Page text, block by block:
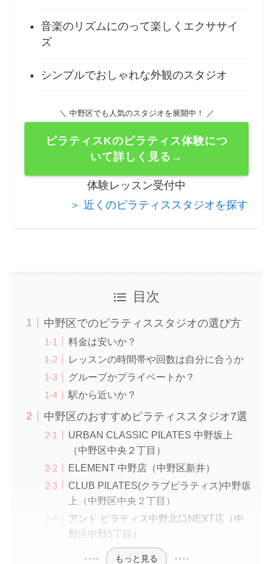
音楽のリズムにのって楽しくエクササイ
ズ
シンプルでおしゃれな外観のスタジオ
＼ 中野区でも人気のスタジオを展開中！ ／
ピラティスKのピラティス体験につ
いて詳しく見る→
体験レッスン受付中
＞ 近くのピラティススタジオを探す
目次
中野区でのピラティススタジオの選び方
料金は安いか？
レッスンの時間帯や回数は自分に合うか
グループかプライベートか？
駅から近いか？
中野区のおすすめピラティススタジオ7選
URBAN CLASSIC PILATES 中野坂上
（中野区中央２丁目）
ELEMENT 中野店（中野区新井）
CLUB PILATES(クラブピラティス)中野坂
上（中野区中央２丁目）
アンド ピラティス中野北口NEXT店（中
野区中野5丁目）
もっと見る